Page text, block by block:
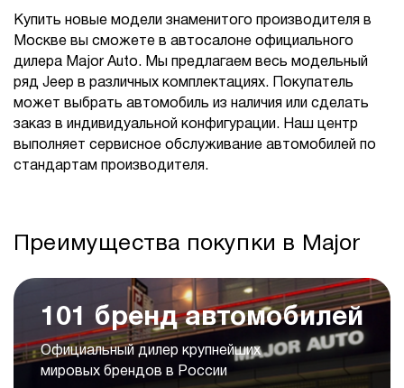
Купить новые модели знаменитого производителя в
Москве вы сможете в автосалоне официального
дилера Major Auto. Мы предлагаем весь модельный
ряд Jeep в различных комплектациях. Покупатель
может выбрать автомобиль из наличия или сделать
заказ в индивидуальной конфигурации. Наш центр
выполняет сервисное обслуживание автомобилей по
стандартам производителя.
Преимущества покупки в Major
101 бренд автомобилей
Официальный дилер крупнейших
мировых брендов в России